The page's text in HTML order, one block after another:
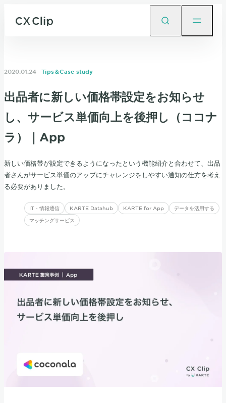
2020.01.24 Tips＆Case study
出品者に新しい価格帯設定をお知らせ
し、サービス単価向上を後押し（ココナ
ラ）｜App
新しい価格帯が設定できるようになったという機能紹介と合わせて、出品
者さんがサービス単価のアップにチャレンジをしやすい通知の仕方を考え
る必要がありました。
IT・情報通信 KARTE Datahub KARTE for App
データを活用する
マッチングサービス